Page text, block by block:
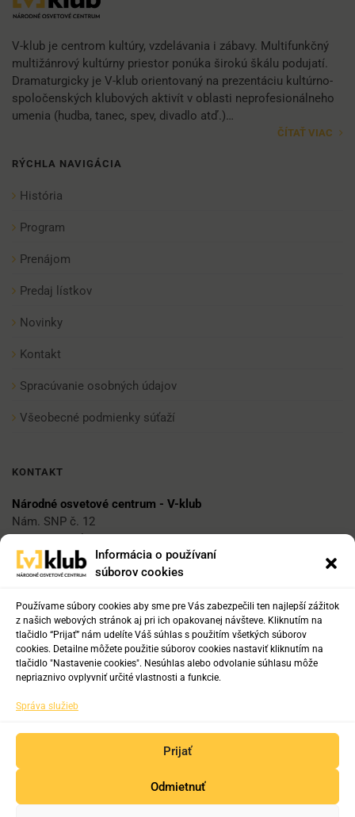
Informácia o používaní
súborov cookies
Používame súbory cookies aby sme pre Vás zabezpečili ten najlepší zážitok
z našich webových stránok aj pri ich opakovanej návšteve. Kliknutím na
tlačidlo “Prijať” nám udelíte Váš súhlas s použitím všetkých súborov
cookies. Detailne môžete použitie súborov cookies nastaviť kliknutím na
tlačidlo "Nastavenie cookies". Nesúhlas alebo odvolanie súhlasu môže
nepriaznivo ovplyvniť určité vlastnosti a funkcie.
Správa služieb
Prijať
Odmietnuť
V-klub je centrom kultúry, vzdelávania i zábavy. Multifunkčný
multižánrový kultúrny priestor ponúka širokú škálu podujatí.
Dramaturgicky je V-klub orientovaný na prezentáciu kultúrno-
spoločenských klubových aktivít v oblasti neprofesionálneho
umenia (hudba, tanec, spev, divadlo atď.)…
ČÍTAŤ VIAC
RÝCHLA NAVIGÁCIA
História
Program
Prenájom
Predaj lístkov
Novinky
Kontakt
Spracúvanie osobných údajov
Všeobecné podmienky súťaží
KONTAKT
Národné osvetové centrum - V-klub
Nám. SNP č. 12
812 34 Bratislava 1
vklub@nocka.sk
Tel:
+421 2 204 71 217
+421 918 817 141